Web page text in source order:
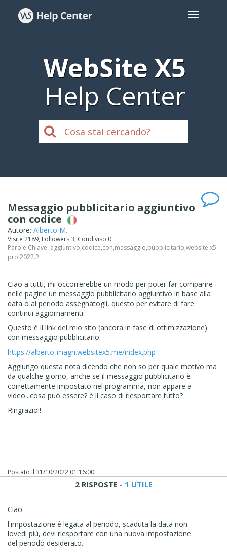
WebSite X5
Help Center
Messaggio pubblicitario aggiuntivo
con codice
Autore: Alberto M.
Visite 2189, Followers 3, Condiviso 0
Parole Chiave: aggiuntivo,codice,con,messaggio,pubblicitario,website x5
pro 2022.2
Ciao a tutti, mi occorrerebbe un modo per poter far comparire
nelle pagine un messaggio pubblicitario aggiuntivo in base alla
data o al periodo assegnatogli, questo per evitare di fare
continui aggiornamenti.
Questo è il link del mio sito (ancora in fase di ottimizzazione)
con messaggio pubblicitario:
https://alberto-magri.websitex5.me/index.php
Aggiungo questa nota dicendo che non so per quale motivo ma
da qualche giorno, anche se il messaggio pubblicitario è
correttamente impostato nel programma, non appare a
video...cosa può essere? è il caso di riesportare tutto?
Ringrazio!!
Postato il 31/10/2022 01:16:00
2 RISPOSTE - 1 UTILE
Ciao
l'impostazione é legata al periodo, scaduta la data non
lovedi piú, devi riesportare con una nuova impostazione
del periodo desiderato.